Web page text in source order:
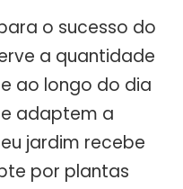
o sucesso do
a quantidade
ao longo do dia
adaptem a
jardim recebe
por plantas